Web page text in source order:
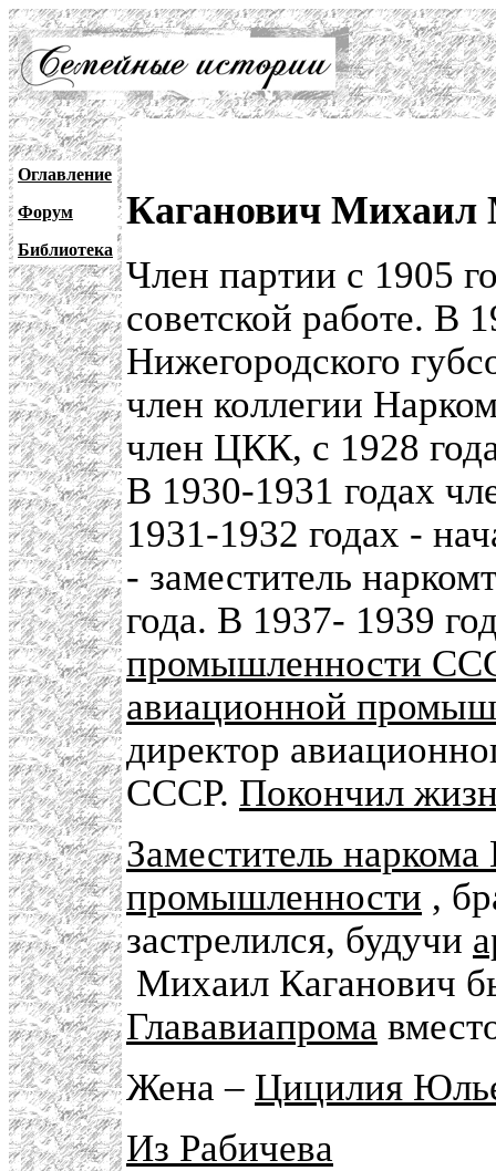
Оглавление
Форум
Библиотека
Каганович Михаил
Член партии с 1905
советской работе. В
Нижегородского
член коллегии
член ЦКК, с 1928
В 1930-1931 годах
1931-1932 годах -
- заместитель
года. В 1937- 1939
промышленности
авиационной
директор
СССР. Покончил
Заместитель
промышленности ,
застрелился, будучи
Михаил Каганович
Глававиапрома
Жена – Цицилия
Из Рабичева